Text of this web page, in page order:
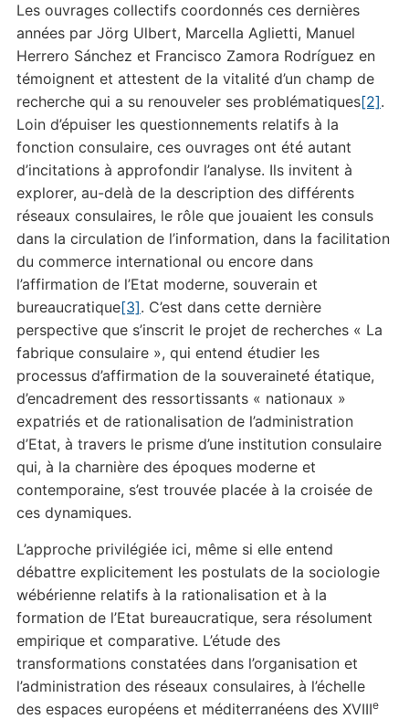
Les ouvrages collectifs coordonnés ces dernières
années par Jörg Ulbert, Marcella Aglietti, Manuel
Herrero Sánchez et Francisco Zamora Rodríguez en
témoignent et attestent de la vitalité d’un champ de
recherche qui a su renouveler ses problématiques[2].
Loin d’épuiser les questionnements relatifs à la
fonction consulaire, ces ouvrages ont été autant
d’incitations à approfondir l’analyse. Ils invitent à
explorer, au-delà de la description des différents
réseaux consulaires, le rôle que jouaient les consuls
dans la circulation de l’information, dans la facilitation
du commerce international ou encore dans
l’affirmation de l’Etat moderne, souverain et
bureaucratique[3]. C’est dans cette dernière
perspective que s’inscrit le projet de recherches « La
fabrique consulaire », qui entend étudier les
processus d’affirmation de la souveraineté étatique,
d’encadrement des ressortissants « nationaux »
expatriés et de rationalisation de l’administration
d’Etat, à travers le prisme d’une institution consulaire
qui, à la charnière des époques moderne et
contemporaine, s’est trouvée placée à la croisée de
ces dynamiques.
L’approche privilégiée ici, même si elle entend
débattre explicitement les postulats de la sociologie
wébérienne relatifs à la rationalisation et à la
formation de l’Etat bureaucratique, sera résolument
empirique et comparative. L’étude des
transformations constatées dans l’organisation et
l’administration des réseaux consulaires, à l’échelle
des espaces européens et méditerranéens des XVIIIe